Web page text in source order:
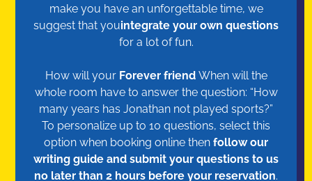
make you have an unforgettable time, we
suggest that youintegrate your own questions
for a lot of fun.
How will your Forever friend When will the
whole room have to answer the question: “How
many years has Jonathan not played sports?”
To personalize up to 10 questions, select this
option when booking online then follow our
writing guide and submit your questions to us
no later than 2 hours before your reservation.